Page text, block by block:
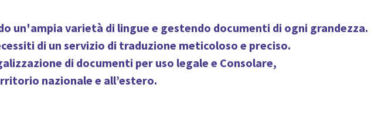
varietà di lingue e gestendo documenti di ogni grandezza.
di un servizio di traduzione meticoloso e preciso.
di documenti per uso legale e Consolare,
nazionale e all’estero.